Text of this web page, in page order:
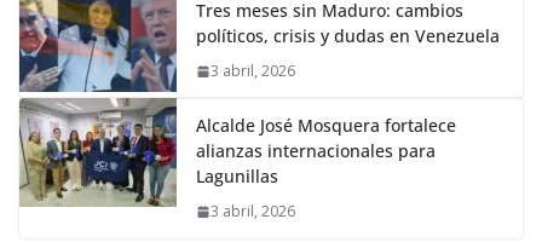
Tres meses sin Maduro: cambios
políticos, crisis y dudas en Venezuela
3 abril, 2026
Alcalde José Mosquera fortalece
alianzas internacionales para
Lagunillas
3 abril, 2026